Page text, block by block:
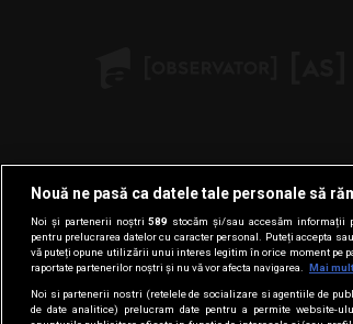
Nouă ne pasă ca datele tale personale să
Noi și partenerii noștri589 stocăm și/sau accesăm informații
pentru prelucrarea datelor cu caracter personal. Puteți accepta
vă puteți opune utilizării unui interes legitim în orice moment pe
raportate partenerilor noștri și nu vă vor afecta navigarea.
Mai
Noi si partenerii nostri (retelele de socializare si agentiile de
de date analitice) prelucram date pentru a permite website-